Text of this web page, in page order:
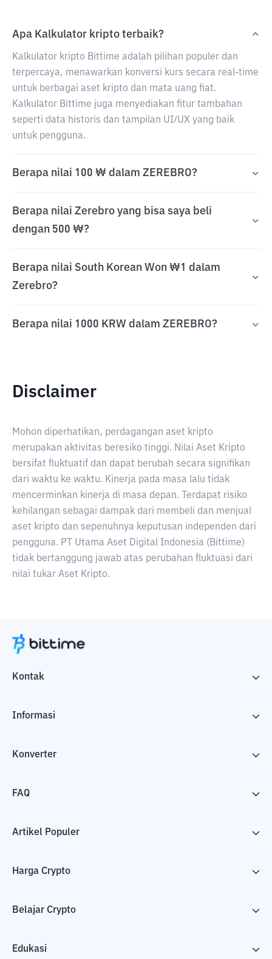
Apa Kalkulator kripto terbaik?
Kalkulator kripto Bittime adalah pilihan populer dan
terpercaya, menawarkan konversi kurs secara real-time
untuk berbagai aset kripto dan mata uang fiat.
Kalkulator Bittime juga menyediakan fitur tambahan
seperti data historis dan tampilan UI/UX yang baik
untuk pengguna.
Berapa nilai 100 ₩ dalam ZEREBRO?
Berapa nilai Zerebro yang bisa saya beli
dengan 500 ₩?
Berapa nilai South Korean Won ₩1 dalam
Zerebro?
Berapa nilai 1000 KRW dalam ZEREBRO?
Disclaimer
Mohon diperhatikan, perdagangan aset kripto
merupakan aktivitas beresiko tinggi. Nilai Aset Kripto
bersifat fluktuatif dan dapat berubah secara signifikan
dari waktu ke waktu. Kinerja pada masa lalu tidak
mencerminkan kinerja di masa depan. Terdapat risiko
kehilangan sebagai dampak dari membeli dan menjual
aset kripto dan sepenuhnya keputusan independen dari
pengguna. PT Utama Aset Digital Indonesia (Bittime)
tidak bertanggung jawab atas perubahan fluktuasi dari
nilai tukar Aset Kripto.
Kontak
Informasi
Konverter
FAQ
Artikel Populer
Harga Crypto
Belajar Crypto
Edukasi